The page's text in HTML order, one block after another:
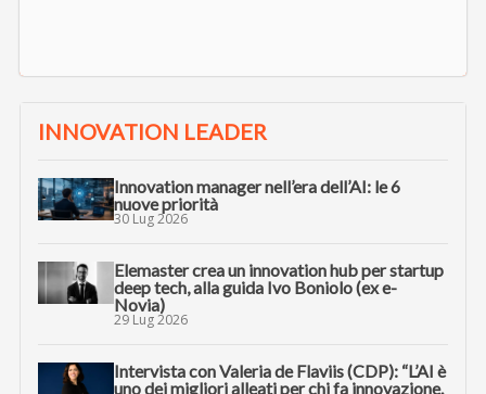
INNOVATION LEADER
Innovation manager nell’era dell’AI: le 6
nuove priorità
30 Lug 2026
Elemaster crea un innovation hub per startup
deep tech, alla guida Ivo Boniolo (ex e-
Novia)
29 Lug 2026
Intervista con Valeria de Flaviis (CDP): “L’AI è
uno dei migliori alleati per chi fa innovazione.